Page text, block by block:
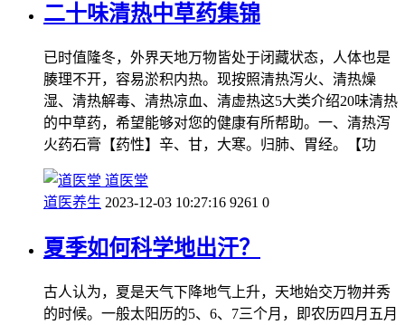
二十味清热中草药集锦
已时值隆冬，外界天地万物皆处于闭藏状态，人体也是
腠理不开，容易淤积内热。现按照清热泻火、清热燥
湿、清热解毒、清热凉血、清虚热这5大类介绍20味清热
的中草药，希望能够对您的健康有所帮助。一、清热泻
火药石膏【药性】辛、甘，大寒。归肺、胃经。【功
道医堂
道医养生 2023-12-03 10:27:16 9261 0
夏季如何科学地出汗？
古人认为，夏是天气下降地气上升，天地始交万物并秀
的时候。一般太阳历的5、6、7三个月，即农历四月五月